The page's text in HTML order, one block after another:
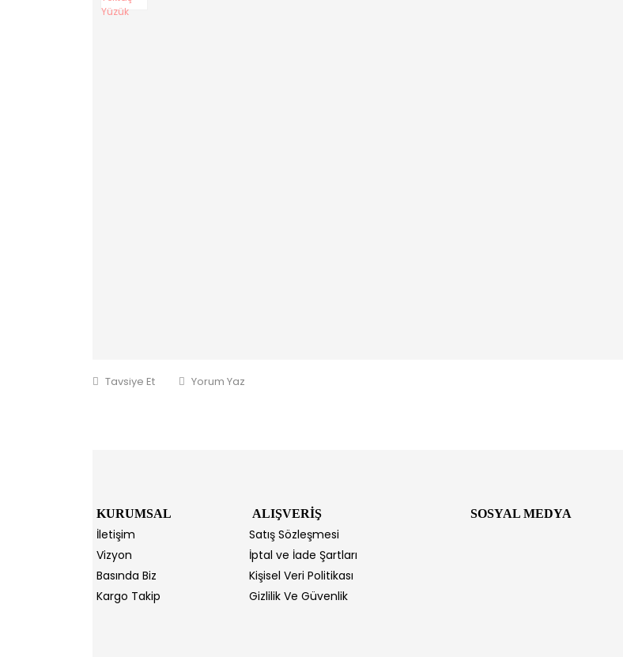
Tavsiye Et Yorum Yaz
KURUMSAL ALIŞVERİŞ SOSYAL MEDYA
İletişim
Satış Sözleşmesi
Vizyon
İptal ve İade Şartları
Basında Biz
Kişisel Veri Politikası
Kargo Takip
Gizlilik Ve Güvenlik